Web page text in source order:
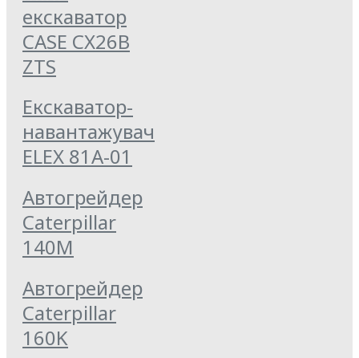
екскаватор
CASE CX26B
ZTS
Екскаватор-
навантажувач
ELEX 81А-01
Автогрейдер
Caterpillar
140M
Автогрейдер
Caterpillar
160K